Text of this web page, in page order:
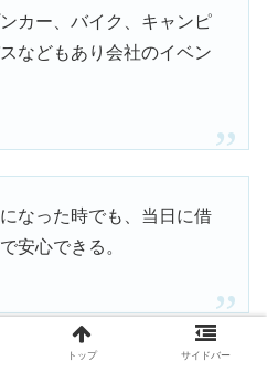
カー、バイク、キャンピ
などもあり会社のイベン
なった時でも、当日に借
安心できる。
トップ サイドバー